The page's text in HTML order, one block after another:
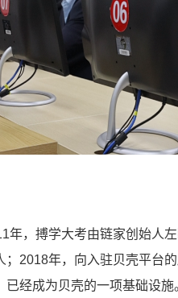
年，搏学大考由链家创始人
；2018年，向入驻贝壳平台
已经成为贝壳的一项基础设